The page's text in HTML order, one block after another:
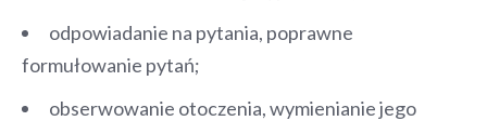
odpowiadanie na pytania, poprawne
formułowanie pytań;
obserwowanie otoczenia, wymienianie jego